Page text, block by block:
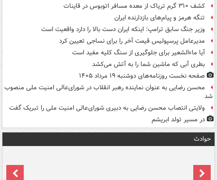
کشف ۳۱۰ گرم تریاک از معده مسافر اتوبوس در قاینات
تنگه هرمز و پیام‌های بازدارنده ایران
وزیر جنگ سابق ترامپ: اینکه ایران دست بالا را دارد واقعیت است
مدیرعامل پرسپولیس قیمت آخر را برای نساجی تعیین کرد
آیا ماءالشعیر برای جلوگیری از سنگ کلیه مفید است
بطری آبی که ماشین شما را به آتش می‌کشد
صفحه نخست روزنامه‌های دوشنبه ۱۹ مرداد ۱۴۰۵
محسن رضایی به عنوان نماینده رهبر انقلاب در شورای‌عالی امنیت ملی منصوب
شد
ولایتی انتصاب محسن رضایی به دبیری شورای‌عالی امنیت ملی را تبریک گفت
در مسیر تولد ابریشم
حوادث